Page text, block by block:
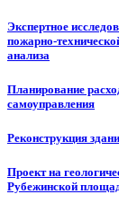
Экспертное
пожарно-
анализа
Планирование
самоуправления
Реконструкция
Проект на
Рубежинской